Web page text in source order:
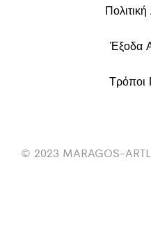
Έξοδα
© 2023 MARAGOS-